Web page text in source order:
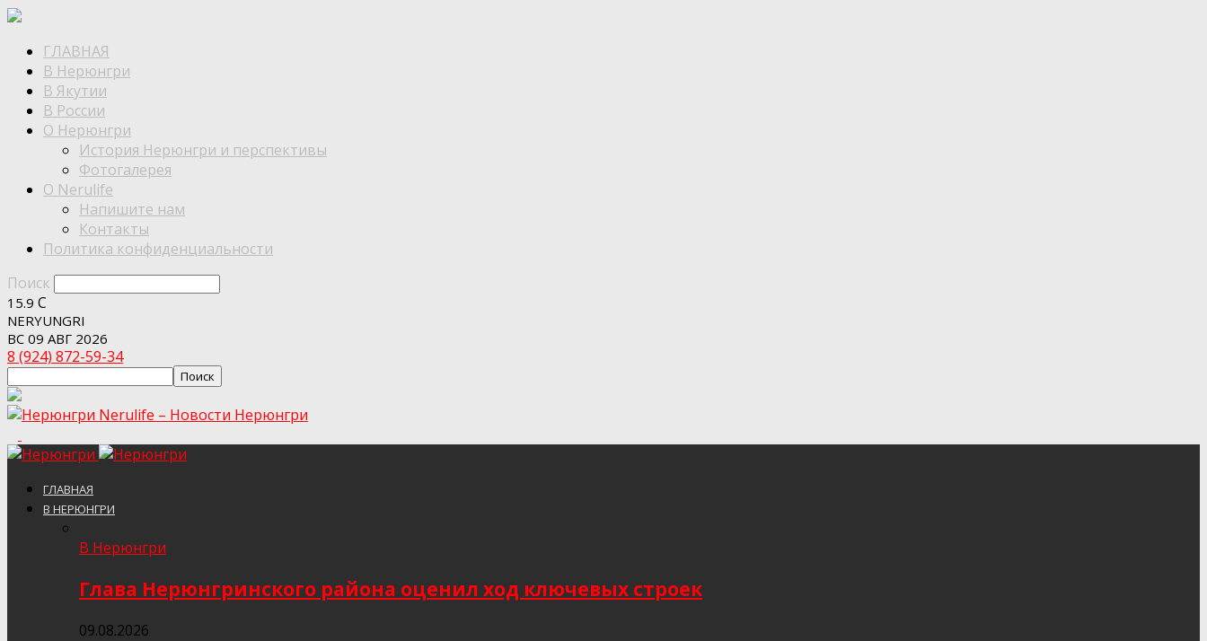
ГЛАВНАЯ
В Нерюнгри
В Якутии
В России
О Нерюнгри
История Нерюнгри и перспективы
Фотогалерея
О Nerulife
Напишите нам
Контакты
Политика конфиденциальности
Поиск
15.9 C
NERYUNGRI
ВС 09 АВГ 2026
8 (924) 872-59-34
Nerulife – Новости Нерюнгри
ГЛАВНАЯ
В НЕРЮНГРИ
В Нерюнгри
Глава Нерюнгринского района оценил ход ключевых строек
09.08.2026